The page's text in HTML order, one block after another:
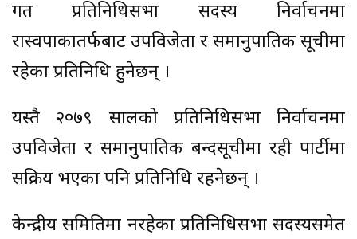
गत प्रतिनिधिसभा सदस्य निर्वाचनमा
रास्वपाकातर्फबाट उपविजेता र समानुपातिक सूचीमा
रहेका प्रतिनिधि हुनेछन् ।
यस्तै २०७९ सालको प्रतिनिधिसभा निर्वाचनमा
उपविजेता र समानुपातिक बन्दसूचीमा रही पार्टीमा
सक्रिय भएका पनि प्रतिनिधि रहनेछन् ।
केन्द्रीय समितिमा नरहेका प्रतिनिधिसभा सदस्यसमेत